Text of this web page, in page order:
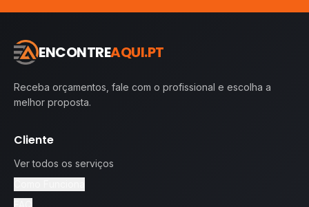
ENCONTREAQUI.PT
Receba orçamentos, fale com o profissional e escolha a
melhor proposta.
Cliente
Ver todos os serviços